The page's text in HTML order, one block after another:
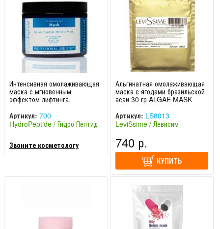
Интенсивная омолаживающая
маска с мгновенным
эффектом лифтинга,
тона кожи 177,44 Miracle
Mask HydroPeptide /
ГидроПептид
Артикул: 700
HydroPeptide / Гидро Пептид
Звоните косметологу
Альгинатная омолаживающая
маска с ягодами бразильской
асаи 30 гр ALGAE MASK
WITH BERRIES OF
BRAZILIAN ACAI LeviSsime /
Левиссим
Артикул: LS8013
LeviSsime / Левисим
740 р.
КУПИТЬ